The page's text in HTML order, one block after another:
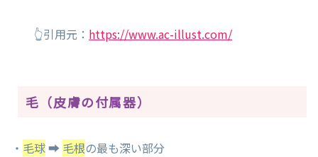
👆引用元： https://www.ac-illust.com/
毛（皮膚の付属器）
・ 毛球➡ 毛根の最も深い部分